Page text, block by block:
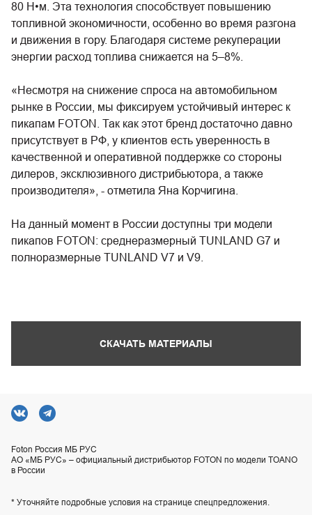
80 Н•м. Эта технология способствует повышению
топливной экономичности, особенно во время разгона
и движения в гору. Благодаря системе рекуперации
энергии расход топлива снижается на 5–8%.
«Несмотря на снижение спроса на автомобильном
рынке в России, мы фиксируем устойчивый интерес к
пикапам FOTON. Так как этот бренд достаточно давно
присутствует в РФ, у клиентов есть уверенность в
качественной и оперативной поддержке со стороны
дилеров, эксклюзивного дистрибьютора, а также
производителя», - отметила Яна Корчигина.
На данный момент в России доступны три модели
пикапов FOTON: среднеразмерный TUNLAND G7 и
полноразмерные TUNLAND V7 и V9.
СКАЧАТЬ МАТЕРИАЛЫ
Foton Россия МБ РУС
АО «МБ РУС» – официальный дистрибьютор FOTON по модели TOANO
в России
* Уточняйте подробные условия на странице спецпредложения.